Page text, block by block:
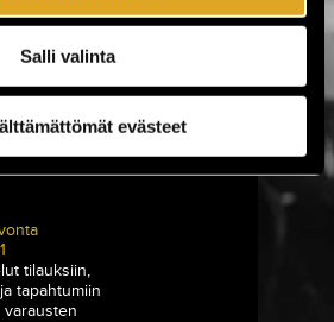
Salli valinta
evästeet
sekä -varaukset.
tilauksiin,
tapahtumiin